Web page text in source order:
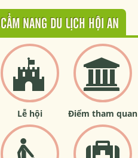
CẨM NANG DU LỊCH HỘI AN
Lễ hội Điểm tham quan